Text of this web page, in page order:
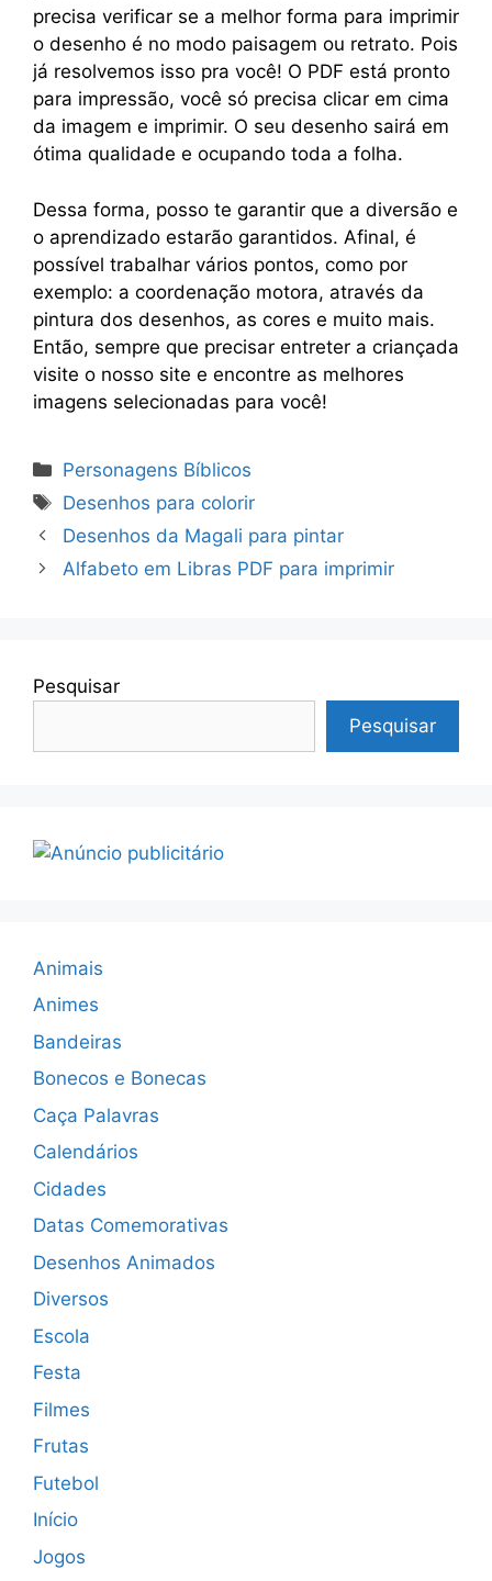
precisa verificar se a melhor forma para imprimir
o desenho é no modo paisagem ou retrato. Pois
já resolvemos isso pra você! O PDF está pronto
para impressão, você só precisa clicar em cima
da imagem e imprimir. O seu desenho sairá em
ótima qualidade e ocupando toda a folha.
Dessa forma, posso te garantir que a diversão e
o aprendizado estarão garantidos. Afinal, é
possível trabalhar vários pontos, como por
exemplo: a coordenação motora, através da
pintura dos desenhos, as cores e muito mais.
Então, sempre que precisar entreter a criançada
visite o nosso site e encontre as melhores
imagens selecionadas para você!
Categorias
Personagens Bíblicos
Tags
Desenhos para colorir
Desenhos da Magali para pintar
Alfabeto em Libras PDF para imprimir
Pesquisar
Pesquisar
Animais
Animes
Bandeiras
Bonecos e Bonecas
Caça Palavras
Calendários
Cidades
Datas Comemorativas
Desenhos Animados
Diversos
Escola
Festa
Filmes
Frutas
Futebol
Início
Jogos